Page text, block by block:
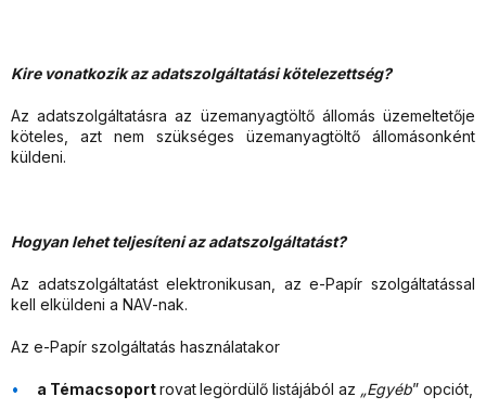
Kire vonatkozik az adatszolgáltatási kötelezettség?
Az adatszolgáltatásra az üzemanyagtöltő állomás üzemeltetője
köteles, azt nem szükséges üzemanyagtöltő állomásonként
küldeni.
Hogyan lehet teljesíteni az adatszolgáltatást?
Az adatszolgáltatást elektronikusan, az e-Papír szolgáltatással
kell elküldeni a NAV-nak.
Az e-Papír szolgáltatás használatakor
a Témacsoportrovatlegördülő listájából az „Egyéb” opciót,